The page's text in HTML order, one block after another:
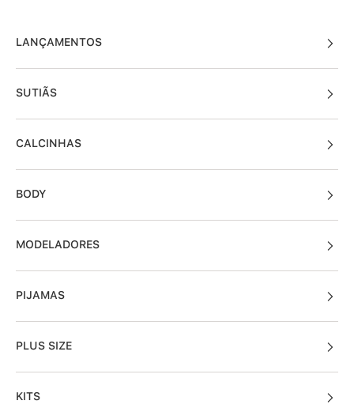
LANÇAMENTOS
SUTIÃS
CALCINHAS
BODY
MODELADORES
PIJAMAS
PLUS SIZE
KITS